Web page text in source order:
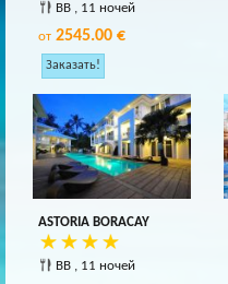
BB , 11 ночей
от 2545.00 €
ASTORIA BORACAY
BB , 11 ночей